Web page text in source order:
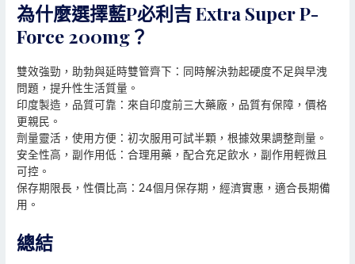
為什麼選擇藍P必利吉 Extra Super P-
Force 200mg？
雙效強勁，助勃與延時雙管齊下：同時解決勃起硬度不足與早洩
問題，提升性生活質量。
印度製造，品質可靠：來自印度前三大藥廠，品質有保障，價格
更親民。
劑量靈活，使用方便：初次服用可試半顆，根據效果調整劑量。
安全性高，副作用低：合理用藥，配合充足飲水，副作用輕微且
可控。
保存期限長，性價比高：24個月保存期，經濟實惠，適合長期備
用。
總結